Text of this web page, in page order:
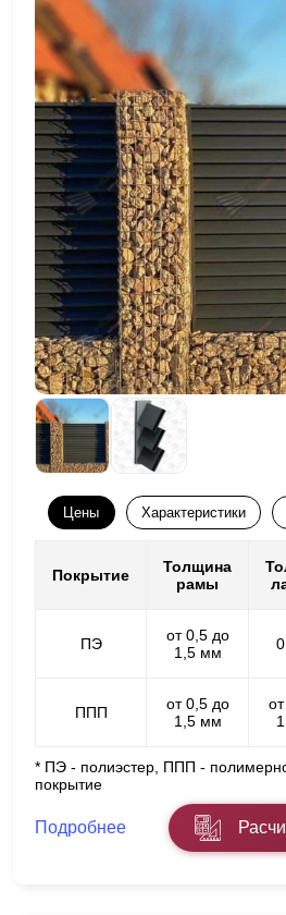
Цены Характеристики
Покрытие
Толщина
рамы
ПЭ
от 0,5 до
1,5 мм
ППП
от 0,5 до
1,5 мм
* ПЭ - полиэстер, ППП -
покрытие
Подробнее